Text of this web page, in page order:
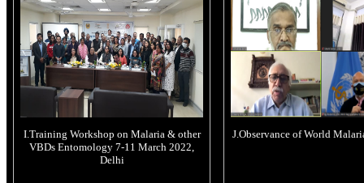
I.Training Workshop on Malaria & other
VBDs Entomology 7-11 March 2022,
Delhi
J.Observance of World